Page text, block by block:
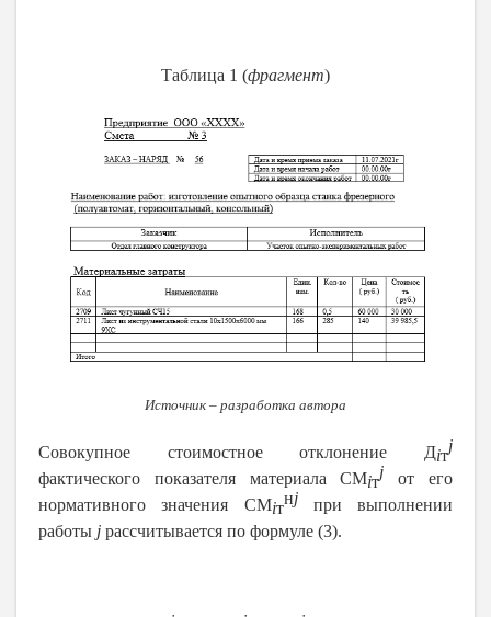
Таблица 1 (фрагмент)
Источник – разработка автора
Совокупное стоимостное отклонение Дiт
j
фактического показателя материала СМiт
j
от его
нормативного значения СМiт
нj
при выполнении
работы j рассчитывается по формуле (3).